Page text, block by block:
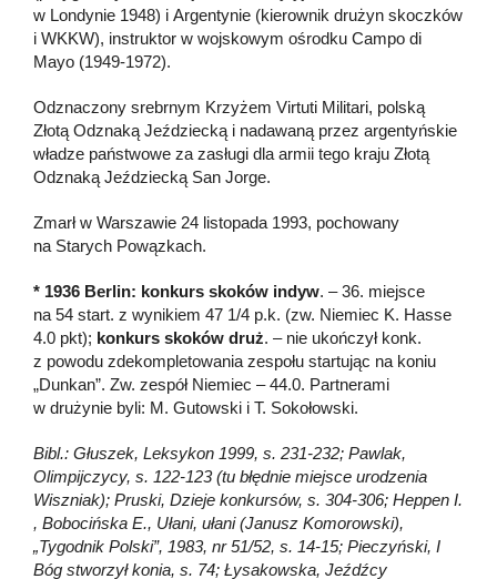
w Londynie 1948) i Argentynie (kierownik drużyn skoczków
i WKKW), instruktor w wojskowym ośrodku Campo di
Mayo (1949-1972).
Odznaczony srebrnym Krzyżem Virtuti Militari, polską
Złotą Odznaką Jeździecką i nadawaną przez argentyńskie
władze państwowe za zasługi dla armii tego kraju Złotą
Odznaką Jeździecką San Jorge.
Zmarł w Warszawie 24 listopada 1993, pochowany
na Starych Powązkach.
* 1936 Berlin: konkurs skoków indyw. – 36. miejsce
na 54 start. z wynikiem 47 1/4 p.k. (zw. Niemiec K. Hasse
4.0 pkt); konkurs skoków druż. – nie ukończył konk.
z powodu zdekompletowania zespołu startując na koniu
„Dunkan”. Zw. zespół Niemiec – 44.0. Partnerami
w drużynie byli: M. Gutowski i T. Sokołowski.
Bibl.: Głuszek, Leksykon 1999, s. 231-232; Pawlak,
Olimpijczycy, s. 122-123 (tu błędnie miejsce urodzenia
Wiszniak); Pruski, Dzieje konkursów, s. 304-306; Heppen I.
, Bobocińska E., Ułani, ułani (Janusz Komorowski),
„Tygodnik Polski”, 1983, nr 51/52, s. 14-15; Pieczyński, I
Bóg stworzył konia, s. 74; Łysakowska, Jeźdźcy